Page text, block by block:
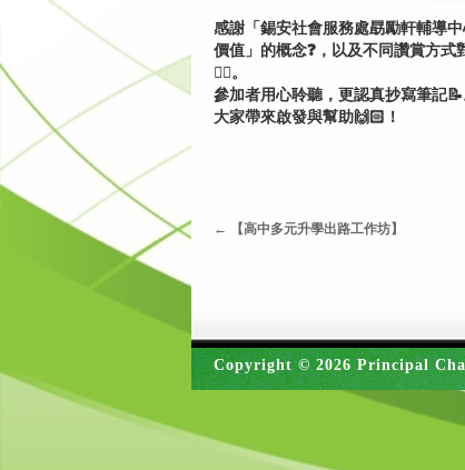
感謝「錫安社會服務處勗勵軒輔導
價值」的概念❓，以及不同讚賞方
👍🏻。
參加者用心聆聽，更認真抄寫筆記
大家帶來啟發與幫助🙌🏻！
← 【高中多元升學出路工作坊】
Copyright © 2026 Principal